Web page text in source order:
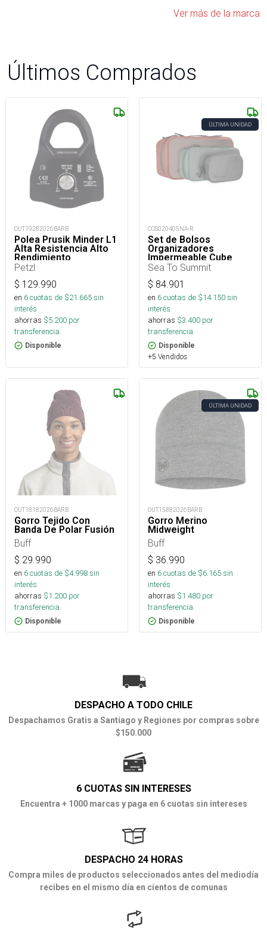
Ver más de la marca
Últimos Comprados
OUT19282026BARB
Polea Prusik Minder L1
Alta Resistencia Alto
Rendimiento
Petzl
$ 129.990
en 6cuotas de $21.665sin
interés
ahorras $5.200 por
transferencia.
Disponible
ÚLTIMA UNIDAD
COS020405NA-R
Set de Bolsos
Organizadores
Impermeable Cube
Hydraulic
Sea To Summit
$ 84.901
en 6cuotas de $14.150sin
interés
ahorras $3.400 por
transferencia.
Disponible
+5 Vendidos
OUT18182026BARB
Gorro Tejido Con
Banda De Polar Fusión
Buff
$ 29.990
en 6cuotas de $4.998sin
interés
ahorras $1.200 por
transferencia.
Disponible
ÚLTIMA UNIDAD
OUT15882026BARB
Gorro Merino
Midweight
Buff
$ 36.990
en 6cuotas de $6.165sin
interés
ahorras $1.480 por
transferencia.
Disponible
DESPACHO A TODO CHILE
Despachamos Gratis a Santiago y Regiones por compras sobre
$150.000
6 CUOTAS SIN INTERESES
Encuentra + 1000 marcas y paga en 6 cuotas sin intereses
DESPACHO 24 HORAS
Compra miles de productos seleccionados antes del mediodía
recibes en el mismo día en cientos de comunas